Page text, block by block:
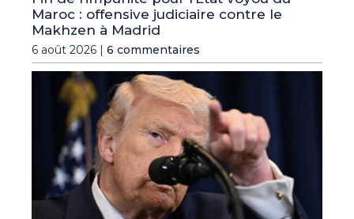
Maroc : offensive judiciaire contre le
Makhzen à Madrid
6 août 2026 | 6 commentaires